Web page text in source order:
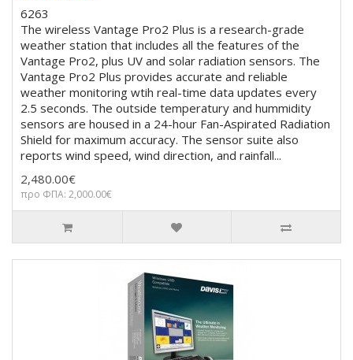
6263
The wireless Vantage Pro2 Plus is a research-grade
weather station that includes all the features of the
Vantage Pro2, plus UV and solar radiation sensors. The
Vantage Pro2 Plus provides accurate and reliable
weather monitoring wtih real-time data updates every
2.5 seconds. The outside temperatury and hummidity
sensors are housed in a 24-hour Fan-Aspirated Radiation
Shield for maximum accuracy. The sensor suite also
reports wind speed, wind direction, and rainfall...
2,480.00€
προ ΦΠΑ: 2,000.00€